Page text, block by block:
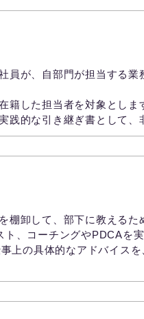
員が、自部門が担当する
籍した担当者を対象としま
践的な引き継ぎ書として、
棚卸して、部下に教えるた
、コーチングやPDCAを
上の具体的なアドバイス